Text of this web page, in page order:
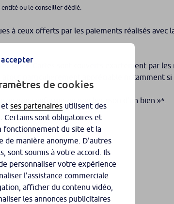
entité ou le conseiller dédié.
à ceux offerts par les paiements réalisés avec
des e-Cartes sont couverts exactement par les
particulièrement appréciable notamment si
non conforme ou non livraison d’un bien »*.
accepter
de cookies
et ses partenaires utilisent des
Certains sont obligatoires et
fonctionnement du site et la
de manière anonyme. D'autres
sont soumis à votre accord. Ils
personnaliser votre expérience
l'assistance commerciale
afficher du contenu vidéo,
les annonces publicitaires